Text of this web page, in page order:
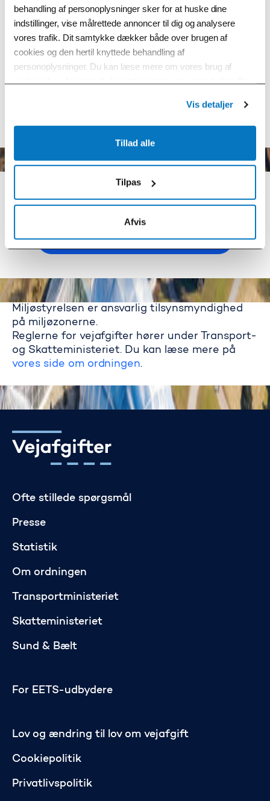
behandling af personoplysninger sker for at huske dine
indstillinger, vise målrettede annoncer til dig og analysere
vores trafik. Dit samtykke dækker både over brugen af
cookies og den hertil knyttede behandling af
personoplysninger. Du kan læse mere om vores brug af
cookiesher, ligesom du kan læse mere om vores behandling
tilbagekalde dit samtykke ved at klikke på “Ændring af dit
samtykke” i vores cookiepolitik.
Vis detaljer
Tillad alle
Tilpas
Afvis
Spørgsmål og svar
Må jeg køre i en miljøzone, når jeg betaler
Vil du vide mere?
Læs mere om miljøzonerne her
Miljøstyrelsen
Miljøstyrelsen er ansvarlig tilsynsmyndighed
på miljøzonerne.
Reglerne for vejafgifter hører under Transport-
og Skatteministeriet. Du kan læse mere på
vores side om ordningen.
Ofte stillede spørgsmål
Presse
Statistik
Om ordningen
Transportministeriet
Skatteministeriet
Sund & Bælt
For EETS-udbydere
Lov og ændring til lov om vejafgift
Cookiepolitik
Privatlivspolitik